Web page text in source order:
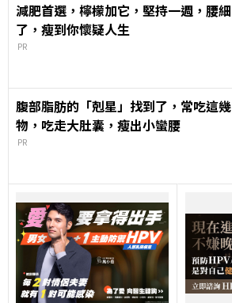
減肥首選，檸檬加它，堅持一週，腰細
了，瘦到你懷疑人生
PR
腹部脂肪的「剋星」找到了，常吃這幾
物，吃走大肚囊，瘦出小蠻腰
PR